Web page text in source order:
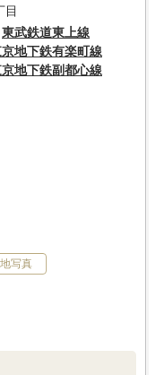
目
東武鉄道東上線
地下鉄有楽町線
地下鉄副都心線
写真